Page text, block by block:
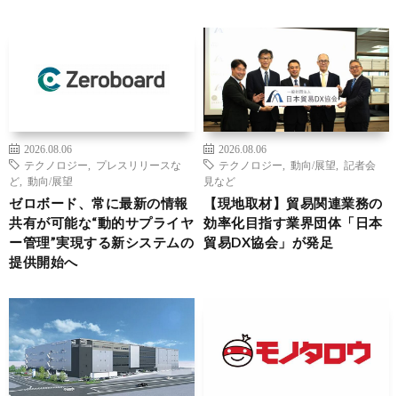
2026.08.06
テクノロジー
プレスリリースな
ど
動向/展望
ゼロボード、常に最新の情報
共有が可能な“動的サプライヤ
ー管理”実現する新システムの
提供開始へ
2026.08.06
テクノロジー
動向/展望
記者会
見など
【現地取材】貿易関連業務の
効率化目指す業界団体「日本
貿易DX協会」が発足